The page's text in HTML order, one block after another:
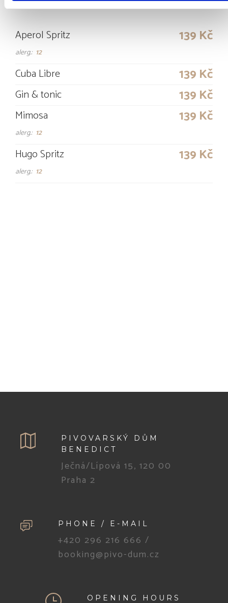
Aperol Spritz
alerg.: 12
139 Kč
Cuba Libre 139 Kč
Gin & tonic 139 Kč
Mimosa
alerg.: 12
139 Kč
Hugo Spritz
alerg.: 12
139 Kč
PIVOVARSKÝ DŮM
BENEDICT
Ječná/Lípová 15, 120 00
Praha 2
PHONE / E-MAIL
+420 296 216 666 /
booking@pivo-dum.cz
OPENING HOURS